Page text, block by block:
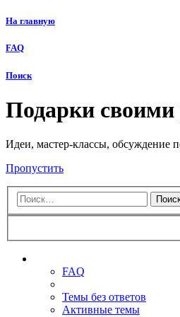
На главную
FAQ
Поиск
Подарки
Идеи, мастер-классы, обсуждение
Пропустить
FAQ
Темы без ответов
Активные темы